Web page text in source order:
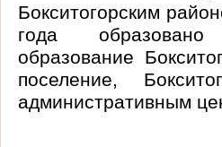
Бокситогорским
года образовано
образование
поселение,
административным